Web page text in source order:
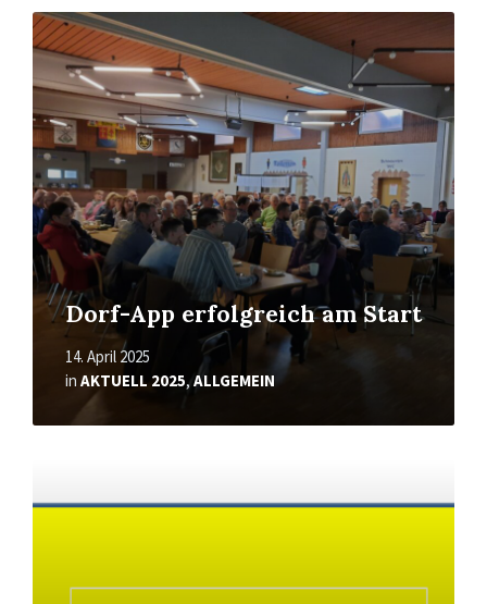
Dorf-App erfolgreich am Start
14. April 2025
in AKTUELL 2025,ALLGEMEIN
Read
More